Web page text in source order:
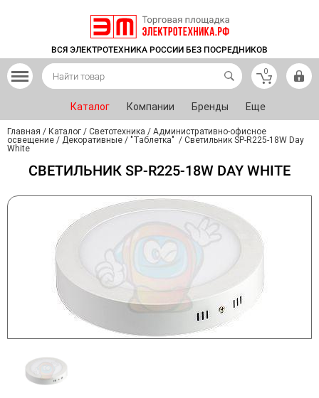
ВСЯ ЭЛЕКТРОТЕХНИКА РОССИИ БЕЗ ПОСРЕДНИКОВ
0
Каталог Компании Бренды Еще
Главная / Каталог / Светотехника / Административно-офисное
освещение / Декоративные / "Таблетка" / Светильник SP-R225-18W Day
White
СВЕТИЛЬНИК SP-R225-18W DAY WHITE